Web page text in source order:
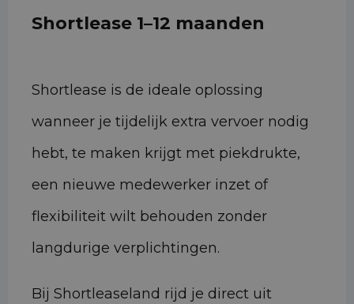
Shortlease 1–12 maanden
Shortlease is de ideale oplossing
wanneer je tijdelijk extra vervoer nodig
hebt, te maken krijgt met piekdrukte,
een nieuwe medewerker inzet of
flexibiliteit wilt behouden zonder
langdurige verplichtingen.
Bij Shortleaseland rijd je direct uit